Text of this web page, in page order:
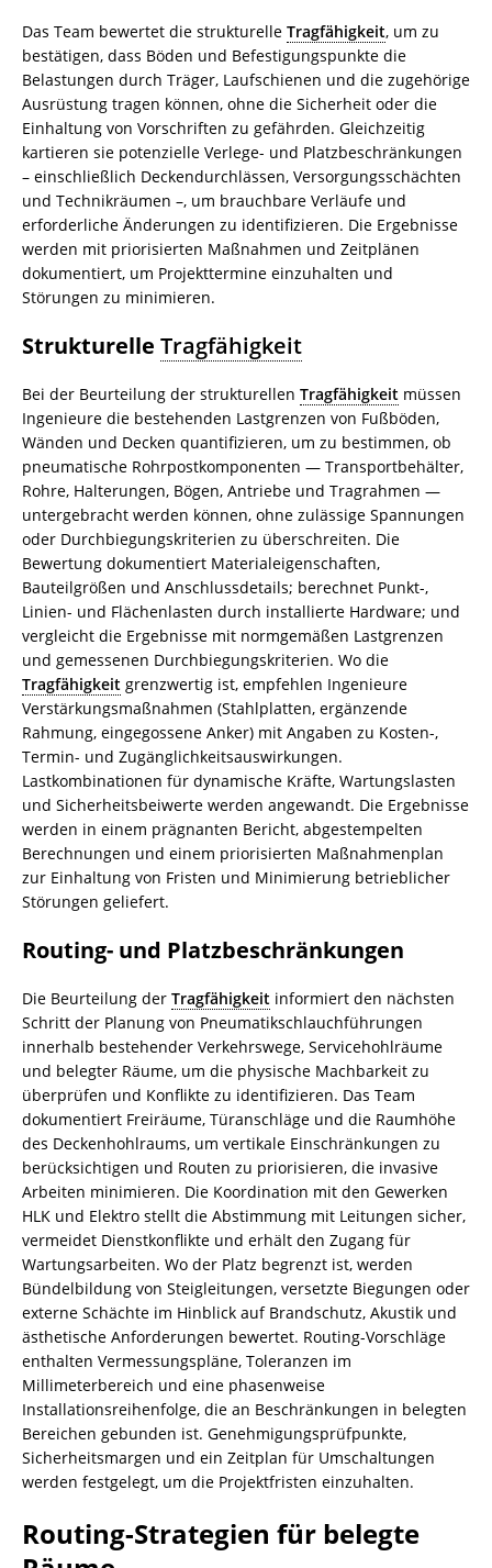
Das Team bewertet die strukturelle Tragfähigkeit, um zu
bestätigen, dass Böden und Befestigungspunkte die
Belastungen durch Träger, Laufschienen und die zugehörige
Ausrüstung tragen können, ohne die Sicherheit oder die
Einhaltung von Vorschriften zu gefährden. Gleichzeitig
kartieren sie potenzielle Verlege- und Platzbeschränkungen
– einschließlich Deckendurchlässen, Versorgungsschächten
und Technikräumen –, um brauchbare Verläufe und
erforderliche Änderungen zu identifizieren. Die Ergebnisse
werden mit priorisierten Maßnahmen und Zeitplänen
dokumentiert, um Projekttermine einzuhalten und
Störungen zu minimieren.
Strukturelle Tragfähigkeit
Bei der Beurteilung der strukturellen Tragfähigkeit müssen
Ingenieure die bestehenden Lastgrenzen von Fußböden,
Wänden und Decken quantifizieren, um zu bestimmen, ob
pneumatische Rohrpostkomponenten — Transportbehälter,
Rohre, Halterungen, Bögen, Antriebe und Tragrahmen —
untergebracht werden können, ohne zulässige Spannungen
oder Durchbiegungskriterien zu überschreiten. Die
Bewertung dokumentiert Materialeigenschaften,
Bauteilgrößen und Anschlussdetails; berechnet Punkt-,
Linien- und Flächenlasten durch installierte Hardware; und
vergleicht die Ergebnisse mit normgemäßen Lastgrenzen
und gemessenen Durchbiegungskriterien. Wo die
Tragfähigkeit grenzwertig ist, empfehlen Ingenieure
Verstärkungsmaßnahmen (Stahlplatten, ergänzende
Rahmung, eingegossene Anker) mit Angaben zu Kosten-,
Termin- und Zugänglichkeitsauswirkungen.
Lastkombinationen für dynamische Kräfte, Wartungslasten
und Sicherheitsbeiwerte werden angewandt. Die Ergebnisse
werden in einem prägnanten Bericht, abgestempelten
Berechnungen und einem priorisierten Maßnahmenplan
zur Einhaltung von Fristen und Minimierung betrieblicher
Störungen geliefert.
Routing- und Platzbeschränkungen
Die Beurteilung der Tragfähigkeit informiert den nächsten
Schritt der Planung von Pneumatikschlauchführungen
innerhalb bestehender Verkehrswege, Servicehohlräume
und belegter Räume, um die physische Machbarkeit zu
überprüfen und Konflikte zu identifizieren. Das Team
dokumentiert Freiräume, Türanschläge und die Raumhöhe
des Deckenhohlraums, um vertikale Einschränkungen zu
berücksichtigen und Routen zu priorisieren, die invasive
Arbeiten minimieren. Die Koordination mit den Gewerken
HLK und Elektro stellt die Abstimmung mit Leitungen sicher,
vermeidet Dienstkonflikte und erhält den Zugang für
Wartungsarbeiten. Wo der Platz begrenzt ist, werden
Bündelbildung von Steigleitungen, versetzte Biegungen oder
externe Schächte im Hinblick auf Brandschutz, Akustik und
ästhetische Anforderungen bewertet. Routing-Vorschläge
enthalten Vermessungspläne, Toleranzen im
Millimeterbereich und eine phasenweise
Installationsreihenfolge, die an Beschränkungen in belegten
Bereichen gebunden ist. Genehmigungsprüfpunkte,
Sicherheitsmargen und ein Zeitplan für Umschaltungen
werden festgelegt, um die Projektfristen einzuhalten.
Routing-Strategien für belegte